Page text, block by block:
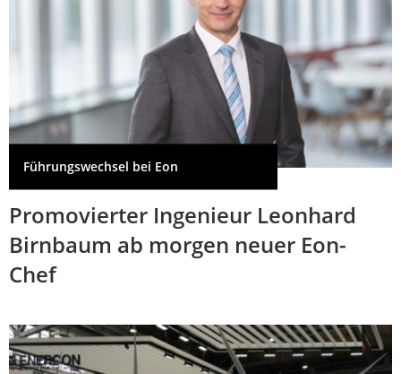
Führungswechsel bei Eon
Promovierter Ingenieur Leonhard
Birnbaum ab morgen neuer Eon-
Chef